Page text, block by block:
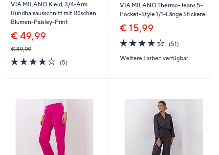
VIA MILANO Kleid, 3/4-Arm
Rundhalsausschnitt mit Rüschen
Blumen-Paisley-Print
€ 49,99
€ 89,99
3.8
von
(5)5
VIA MILANO Thermo-Jeans 5-
Pocket-Style 1/1-Länge Stickerei
€ 15,99
3.7
von
5
(51)51
Weitere Farben verfügbar